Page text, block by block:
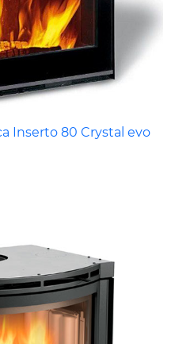
Inserto 80 Crystal evo